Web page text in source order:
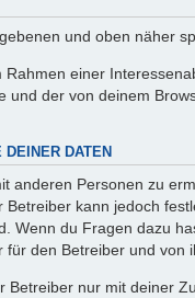
und oben näher
einer
und der von deinem
DATEN
anderen Personen zu
kann jedoch
Wenn du Fragen dazu
den Betreiber und von
nur mit deiner